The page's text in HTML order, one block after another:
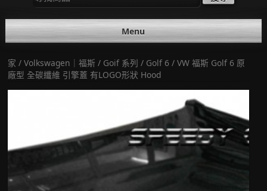
找：
Menu
家 / Volkswagen｜福斯/ Goif 系列 / Golf 6 / VW 福斯 Golf 6 原
廠型 全碳纖維 引擎蓋 有LOGO形狀 Hood